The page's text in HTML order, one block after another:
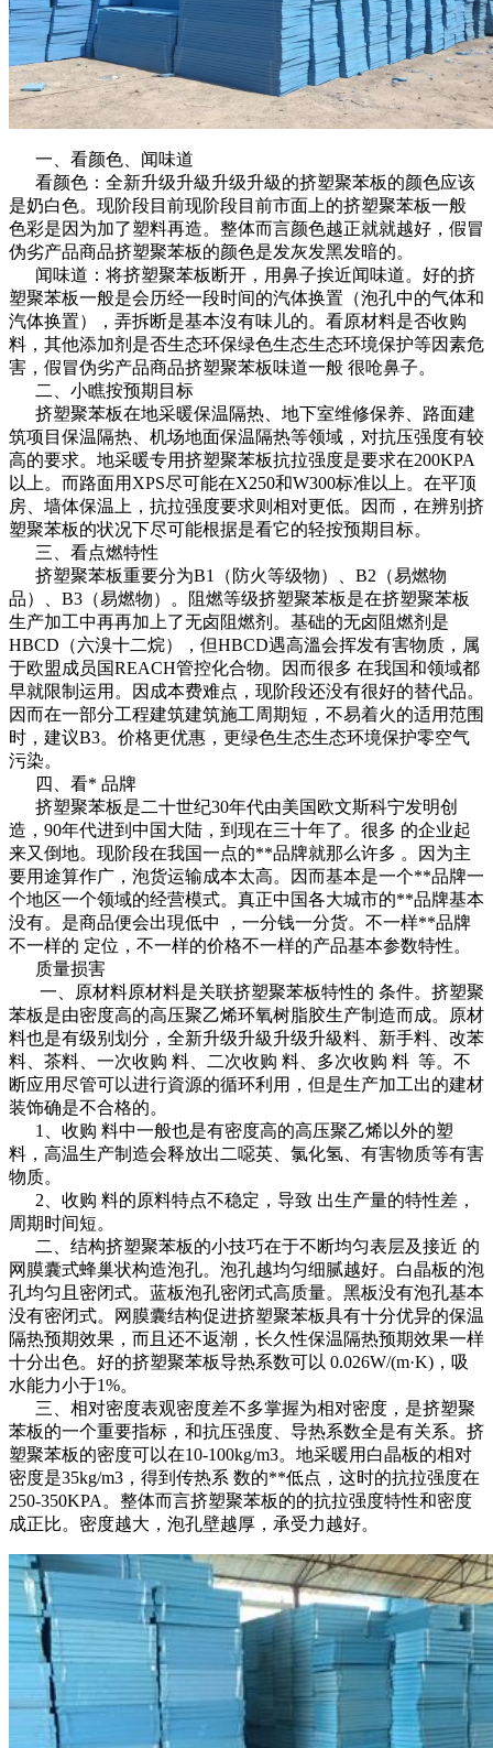
一、看颜色、闻味道
看颜色：全新升级升級升级升級的挤塑聚苯板的颜色应该
是奶白色。现阶段目前现阶段目前市面上的挤塑聚苯板一般
色彩是因为加了塑料再造。整体而言颜色越正就就越好，假冒
伪劣产品商品挤塑聚苯板的颜色是发灰发黑发暗的。
闻味道：将挤塑聚苯板断开，用鼻子挨近闻味道。好的挤
塑聚苯板一般是会历经一段时间的汽体换置（泡孔中的气体和
汽体换置），弄拆断是基本沒有味儿的。看原材料是否收购
料，其他添加剂是否生态环保绿色生态生态环境保护等因素危
害，假冒伪劣产品商品挤塑聚苯板味道一般 很呛鼻子。
二、小瞧按预期目标
挤塑聚苯板在地采暖保温隔热、地下室维修保养、路面建
筑项目保温隔热、机场地面保温隔热等领域，对抗压强度有较
高的要求。地采暖专用挤塑聚苯板抗拉强度是要求在200KPA
以上。而路面用XPS尽可能在X250和W300标准以上。在平顶
房、墙体保温上，抗拉强度要求则相对更低。因而，在辨别挤
塑聚苯板的状况下尽可能根据是看它的轻按预期目标。
三、看点燃特性
挤塑聚苯板重要分为B1（防火等级物）、B2（易燃物
品）、B3（易燃物）。阻燃等级挤塑聚苯板是在挤塑聚苯板
生产加工中再再加上了无卤阻燃剂。基础的无卤阻燃剂是
HBCD（六溴十二烷），但HBCD遇高溫会挥发有害物质，属
于欧盟成员国REACH管控化合物。因而很多 在我国和领域都
早就限制运用。因成本费难点，现阶段还没有很好的替代品。
因而在一部分工程建筑建筑施工周期短，不易着火的适用范围
时，建议B3。价格更优惠，更绿色生态生态环境保护零空气
污染。
四、看* 品牌
挤塑聚苯板是二十世纪30年代由美国欧文斯科宁发明创
造，90年代进到中国大陆，到现在三十年了。很多 的企业起
来又倒地。现阶段在我国一点的**品牌就那么许多 。因为主
要用途算作广，泡货运输成本太高。因而基本是一个**品牌一
个地区一个领域的经营模式。真正中国各大城市的**品牌基本
没有。是商品便会出現低中 ，一分钱一分货。不一样**品牌
不一样的 定位，不一样的价格不一样的产品基本参数特性。
质量损害
一、原材料原材料是关联挤塑聚苯板特性的 条件。挤塑聚
苯板是由密度高的高压聚乙烯环氧树脂胶生产制造而成。原材
料也是有级别划分，全新升级升級升级升級料、新手料、改苯
料、茶料、一次收购 料、二次收购 料、多次收购 料 等。不
断应用尽管可以进行資源的循环利用，但是生产加工出的建材
装饰确是不合格的。
1、收购 料中一般也是有密度高的高压聚乙烯以外的塑
料，高温生产制造会释放出二噁英、氯化氢、有害物质等有害
物质。
2、收购 料的原料特点不稳定，导致 出生产量的特性差，
周期时间短。
二、结构挤塑聚苯板的小技巧在于不断均匀表层及接近 的
网膜囊式蜂巢状构造泡孔。泡孔越均匀细腻越好。白晶板的泡
孔均匀且密闭式。蓝板泡孔密闭式高质量。黑板没有泡孔基本
没有密闭式。网膜囊结构促进挤塑聚苯板具有十分优异的保温
隔热预期效果，而且还不返潮，长久性保温隔热预期效果一样
十分出色。好的挤塑聚苯板导热系数可以 0.026W/(m·K)，吸
水能力小于1%。
三、相对密度表观密度差不多掌握为相对密度，是挤塑聚
苯板的一个重要指标，和抗压强度、导热系数全是有关系。挤
塑聚苯板的密度可以在10-100kg/m3。地采暖用白晶板的相对
密度是35kg/m3，得到传热系 数的**低点，这时的抗拉强度在
250-350KPA。整体而言挤塑聚苯板的的抗拉强度特性和密度
成正比。密度越大，泡孔壁越厚，承受力越好。